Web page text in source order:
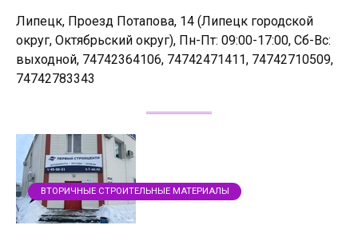
Липецк, Проезд Потапова, 14 (Липецк городской
округ, Октябрьский округ), Пн-Пт: 09:00-17:00, Сб-Вс:
выходной, 74742364106, 74742471411, 74742710509,
74742783343
ВТОРИЧНЫЕ СТРОИТЕЛЬНЫЕ МАТЕРИАЛЫ